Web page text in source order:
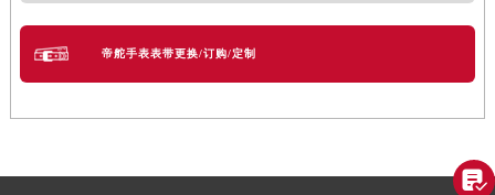
帝舵手表表带更换/订购/定制
